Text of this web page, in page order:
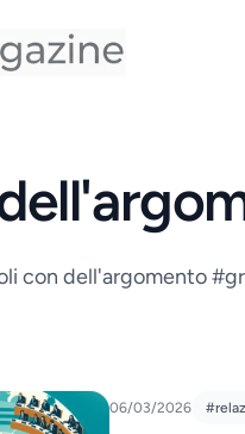
con dell'argomento
06/03/2026